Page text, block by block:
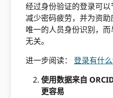
经过身份验证的登录可以
减少密码疲劳，并为资
唯一的人员身份识别，
无关。
进一步阅读：登录有什
使用数据来自
更容易